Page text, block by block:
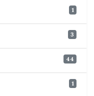
1
3
44
1